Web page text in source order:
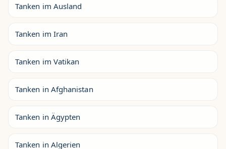
Tanken im Ausland
Tanken im Iran
Tanken im Vatikan
Tanken in Afghanistan
Tanken in Ägypten
Tanken in Algerien